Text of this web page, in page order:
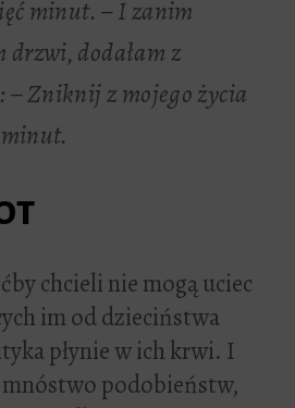
minut. – I zanim
drzwi, dodałam z
– Zniknij z mojego życia
chcieli nie mogą uciec
im od dzieciństwa
płynie w ich krwi. I
podobieństw,